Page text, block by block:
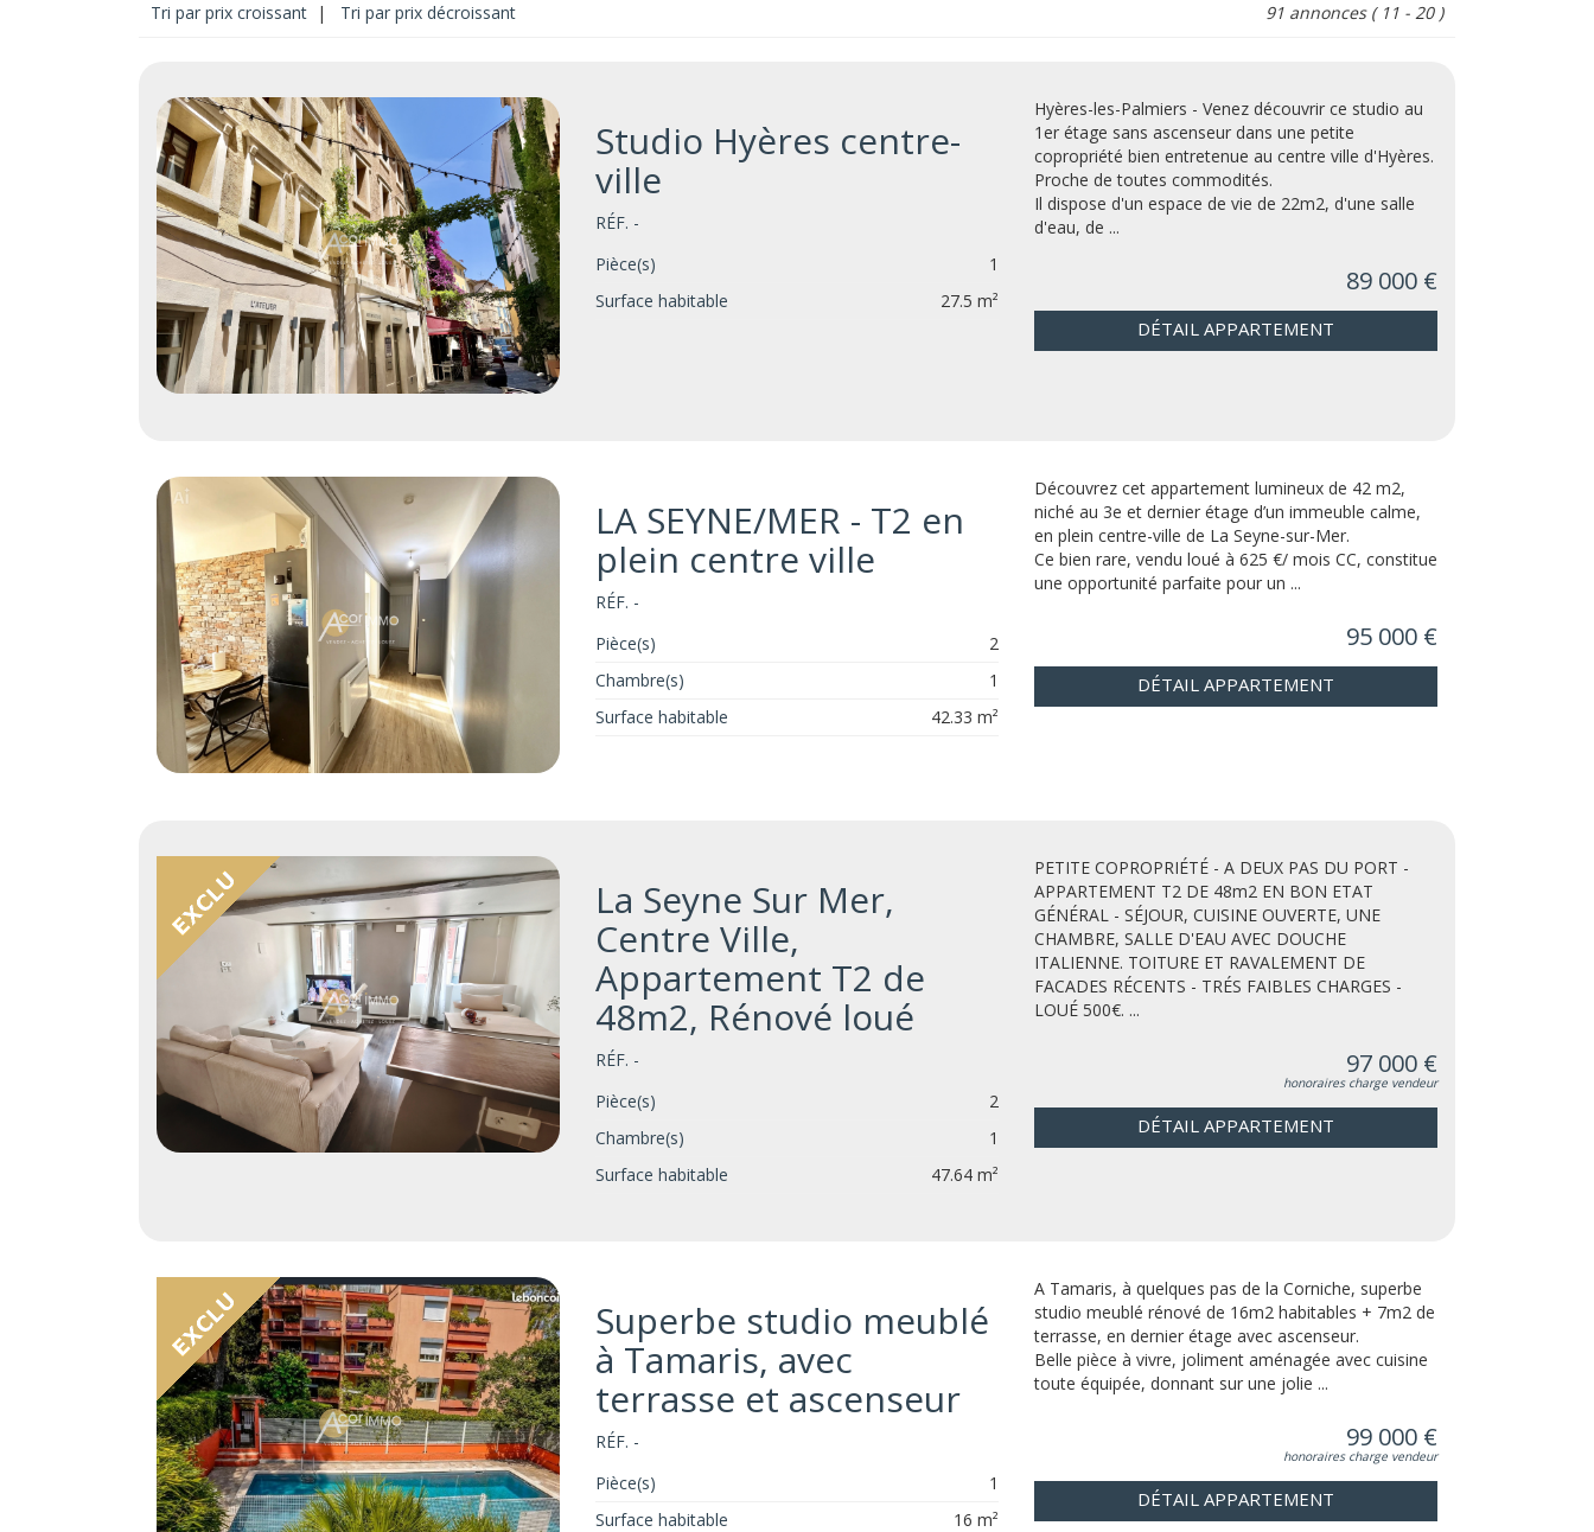
Tri par prix croissant | Tri par prix décroissant 91 annonces ( 11 - 20 )
Studio Hyères centre-
ville
RÉF. -
Pièce(s)
1
Surface habitable
27.5 m²
Hyères-les-Palmiers - Venez découvrir ce studio au
1er étage sans ascenseur dans une petite
copropriété bien entretenue au centre ville d'Hyères.
Proche de toutes commodités.
Il dispose d'un espace de vie de 22m2, d'une salle
d'eau, de ...
89 000 €
DÉTAIL APPARTEMENT
LA SEYNE/MER - T2 en
plein centre ville
RÉF. -
Pièce(s)
2
Chambre(s)
1
Surface habitable
42.33 m²
Découvrez cet appartement lumineux de 42 m2,
niché au 3e et dernier étage d’un immeuble calme,
en plein centre-ville de La Seyne-sur-Mer.
Ce bien rare, vendu loué à 625 €/ mois CC, constitue
une opportunité parfaite pour un ...
95 000 €
DÉTAIL APPARTEMENT
La Seyne Sur Mer,
Centre Ville,
Appartement T2 de
48m2, Rénové loué
RÉF. -
Pièce(s)
2
Chambre(s)
1
Surface habitable
47.64 m²
PETITE COPROPRIÉTÉ - A DEUX PAS DU PORT -
APPARTEMENT T2 DE 48m2 EN BON ETAT
GÉNÉRAL - SÉJOUR, CUISINE OUVERTE, UNE
CHAMBRE, SALLE D'EAU AVEC DOUCHE
ITALIENNE. TOITURE ET RAVALEMENT DE
FACADES RÉCENTS - TRÉS FAIBLES CHARGES -
LOUÉ 500€. ...
97 000 €
honoraires charge vendeur
DÉTAIL APPARTEMENT
Superbe studio meublé
à Tamaris, avec
terrasse et ascenseur
RÉF. -
Pièce(s)
1
Surface habitable
16 m²
A Tamaris, à quelques pas de la Corniche, superbe
studio meublé rénové de 16m2 habitables + 7m2 de
terrasse, en dernier étage avec ascenseur.
Belle pièce à vivre, joliment aménagée avec cuisine
toute équipée, donnant sur une jolie ...
99 000 €
honoraires charge vendeur
DÉTAIL APPARTEMENT